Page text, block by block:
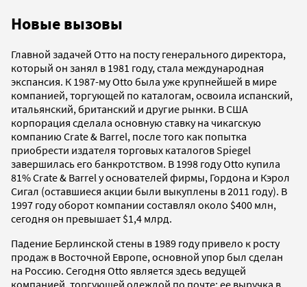
Новые вызовы
Главной задачей Отто на посту генерального директора,
который он занял в 1981 году, стала международная
экспансия. К 1987-му Otto была уже крупнейшей в мире
компанией, торгующей по каталогам, освоила испанский,
итальянский, британский и другие рынки. В США
корпорация сделала основную ставку на чикагскую
компанию Crate & Barrel, после того как попытка
приобрести издателя торговых каталогов Spiegel
завершилась его банкротством. В 1998 году Otto купила
81% Crate & Barrel у основателей фирмы, Гордона и Кэрол
Сигал (оставшиеся акции были выкуплены в 2011 году). В
1997 году оборот компании составлял около $400 млн,
сегодня он превышает $1,4 млрд.
Падение Берлинской стены в 1989 году привело к росту
продаж в Восточной Европе, основной упор был сделан
на Россию. Сегодня Otto является здесь ведущей